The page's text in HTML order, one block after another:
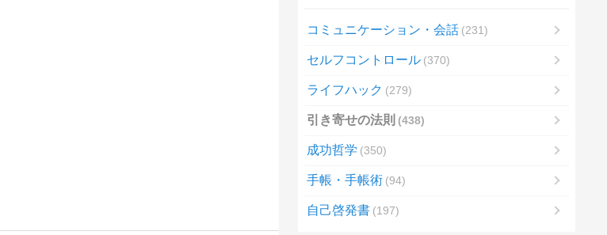
コミュニケーション・会話 231
セルフコントロール 370
ライフハック 279
引き寄せの法則 438
成功哲学 350
手帳・手帳術 94
自己啓発書 197